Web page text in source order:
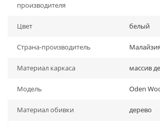
производителя
Цвет белый
Страна-производитель Малайзия
Материал каркаса массив
Модель Oden
Материал обивки дерево